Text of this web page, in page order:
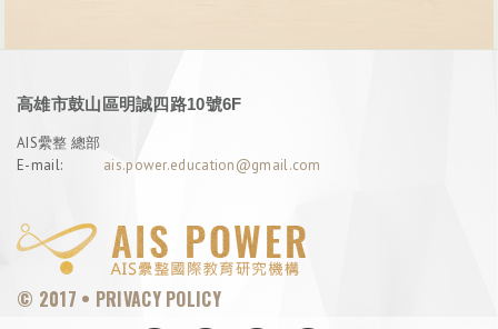
高雄市鼓山區明誠四路10號6F
AIS纍整 總部
E-mail:
ais.power.education@gmail.com
© 2017 • PRIVACY POLICY